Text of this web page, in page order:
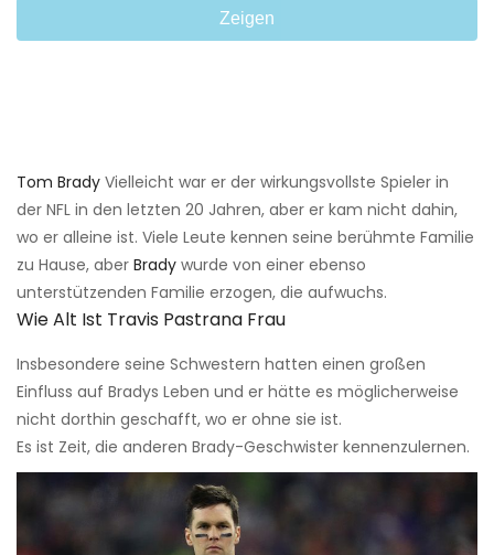
Zeigen
Tom Brady Vielleicht war er der wirkungsvollste Spieler in
der NFL in den letzten 20 Jahren, aber er kam nicht dahin,
wo er alleine ist. Viele Leute kennen seine berühmte Familie
zu Hause, aber Brady wurde von einer ebenso
unterstützenden Familie erzogen, die aufwuchs.
Wie Alt Ist Travis Pastrana Frau
Insbesondere seine Schwestern hatten einen großen
Einfluss auf Bradys Leben und er hätte es möglicherweise
nicht dorthin geschafft, wo er ohne sie ist.
Es ist Zeit, die anderen Brady-Geschwister kennenzulernen.